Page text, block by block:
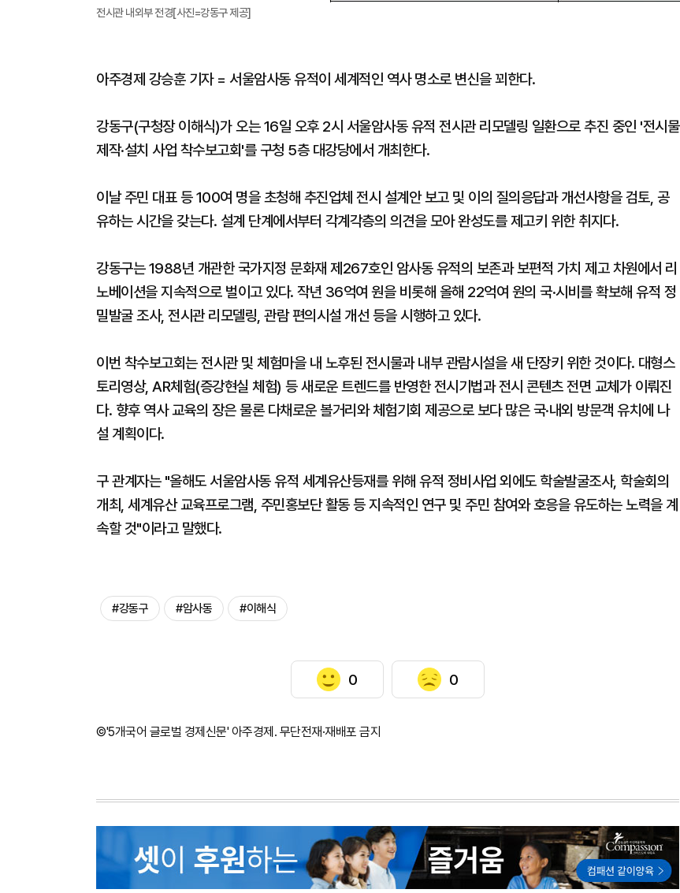
전시관 내외부 전경[사진=강동구 제공]
아주경제 강승훈 기자 = 서울암사동 유적이 세계적인 역사 명소로 변신을 꾀한다.
강동구(구청장 이해식)가 오는 16일 오후 2시 서울암사동 유적 전시관 리모델링 일환으로 추진 중인 '전시물
제작·설치 사업 착수보고회'를 구청 5층 대강당에서 개최한다.
이날 주민 대표 등 100여 명을 초청해 추진업체 전시 설계안 보고 및 이의 질의응답과 개선사항을 검토, 공
유하는 시간을 갖는다. 설계 단계에서부터 각계각층의 의견을 모아 완성도를 제고키 위한 취지다.
강동구는 1988년 개관한 국가지정 문화재 제267호인 암사동 유적의 보존과 보편적 가치 제고 차원에서 리
노베이션을 지속적으로 벌이고 있다. 작년 36억여 원을 비롯해 올해 22억여 원의 국·시비를 확보해 유적 정
밀발굴 조사, 전시관 리모델링, 관람 편의시설 개선 등을 시행하고 있다.
이번 착수보고회는 전시관 및 체험마을 내 노후된 전시물과 내부 관람시설을 새 단장키 위한 것이다. 대형스
토리영상, AR체험(증강현실 체험) 등 새로운 트렌드를 반영한 전시기법과 전시 콘텐츠 전면 교체가 이뤄진
다. 향후 역사 교육의 장은 물론 다채로운 볼거리와 체험기회 제공으로 보다 많은 국·내외 방문객 유치에 나
설 계획이다.
구 관계자는 "올해도 서울암사동 유적 세계유산등재를 위해 유적 정비사업 외에도 학술발굴조사, 학술회의
개최, 세계유산 교육프로그램, 주민홍보단 활동 등 지속적인 연구 및 주민 참여와 호응을 유도하는 노력을 계
속할 것"이라고 말했다.
#강동구 #암사동 #이해식
0 0
©'5개국어 글로벌 경제신문' 아주경제. 무단전재·재배포 금지